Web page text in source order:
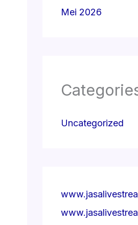
Mei 2026
Uncategorized